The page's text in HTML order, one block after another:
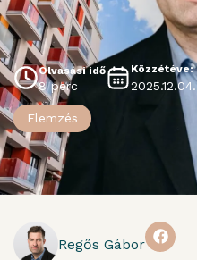
Olvasási idő
8 perc
Közzétéve:
2025.12.04.
Elemzés
Regős Gábor